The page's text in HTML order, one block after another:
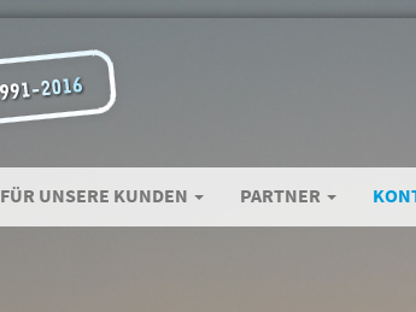
FÜR UNSERE KUNDEN PARTNER